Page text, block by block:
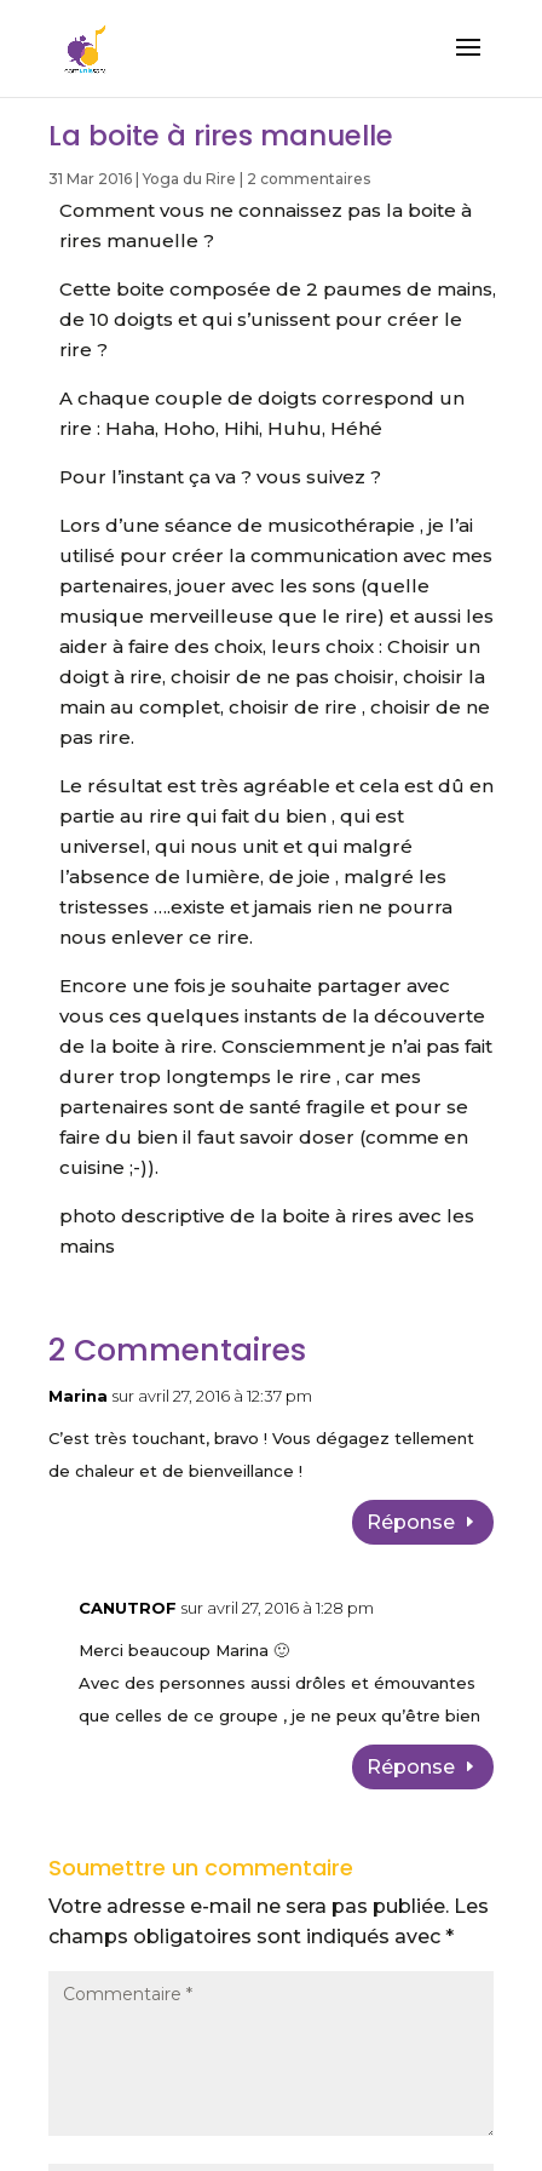
La boite à rires manuelle
31 Mar 2016 |Yoga du Rire 2 commentaires
Comment vous ne connaissez pas la boite à
rires manuelle ?
Cette boite composée de 2 paumes de mains,
de 10 doigts et qui s’unissent pour créer le
rire ?
A chaque couple de doigts correspond un
rire : Haha, Hoho, Hihi, Huhu, Héhé
Pour l’instant ça va ? vous suivez ?
Lors d’une séance de musicothérapie , je l’ai
utilisé pour créer la communication avec mes
partenaires, jouer avec les sons (quelle
musique merveilleuse que le rire) et aussi les
aider à faire des choix, leurs choix : Choisir un
doigt à rire, choisir de ne pas choisir, choisir la
main au complet, choisir de rire , choisir de ne
pas rire.
Le résultat est très agréable et cela est dû en
partie au rire qui fait du bien , qui est
universel, qui nous unit et qui malgré
l’absence de lumière, de joie , malgré les
tristesses ….existe et jamais rien ne pourra
nous enlever ce rire.
Encore une fois je souhaite partager avec
vous ces quelques instants de la découverte
de la boite à rire. Consciemment je n’ai pas fait
durer trop longtemps le rire , car mes
partenaires sont de santé fragile et pour se
faire du bien il faut savoir doser (comme en
cuisine ;-)).
photo descriptive de la boite à rires avec les
mains
2 Commentaires
Marina sur avril 27, 2016 à 12:37 pm
C’est très touchant, bravo ! Vous dégagez tellement
de chaleur et de bienveillance !
Réponse
CANUTROF sur avril 27, 2016 à 1:28 pm
Merci beaucoup Marina 🙂
Avec des personnes aussi drôles et émouvantes
que celles de ce groupe , je ne peux qu’être bien
Réponse
Soumettre un commentaire
Votre adresse e-mail ne sera pas publiée. Les
champs obligatoires sont indiqués avec*